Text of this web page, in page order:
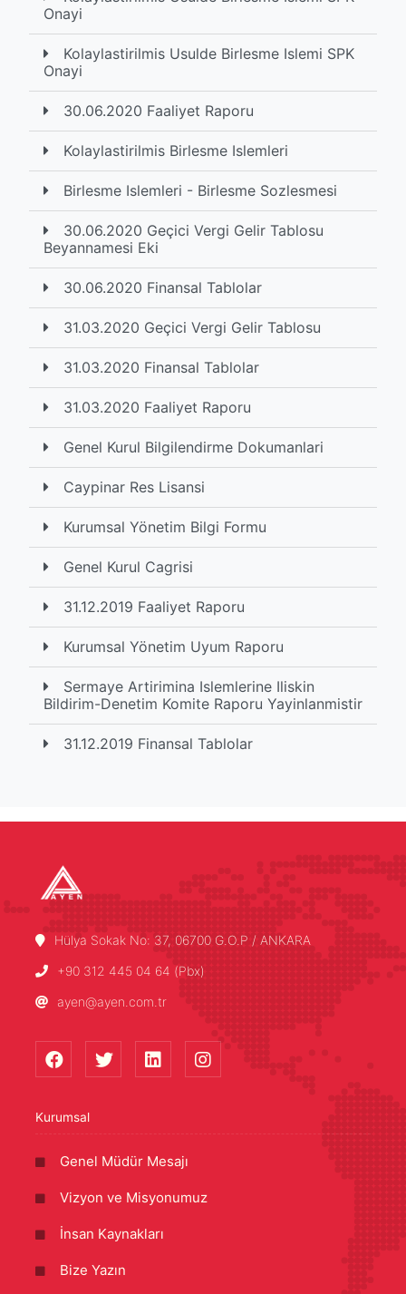
Onayi
Kolaylastirilmis Usulde Birlesme Islemi SPK
Onayi
30.06.2020 Faaliyet Raporu
Kolaylastirilmis Birlesme Islemleri
Birlesme Islemleri - Birlesme Sozlesmesi
30.06.2020 Geçici Vergi Gelir Tablosu
Beyannamesi Eki
30.06.2020 Finansal Tablolar
31.03.2020 Geçici Vergi Gelir Tablosu
31.03.2020 Finansal Tablolar
31.03.2020 Faaliyet Raporu
Genel Kurul Bilgilendirme Dokumanlari
Caypinar Res Lisansi
Kurumsal Yönetim Bilgi Formu
Genel Kurul Cagrisi
31.12.2019 Faaliyet Raporu
Kurumsal Yönetim Uyum Raporu
Sermaye Artirimina Islemlerine Iliskin
Bildirim-Denetim Komite Raporu Yayinlanmistir
31.12.2019 Finansal Tablolar
Hülya Sokak No: 37, 06700 G.O.P / ANKARA
+90 312 445 04 64 (Pbx)
ayen@ayen.com.tr
Kurumsal
Genel Müdür Mesajı
Vizyon ve Misyonumuz
İnsan Kaynakları
Bize Yazın